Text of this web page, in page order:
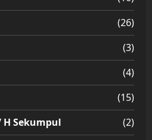
(26)
(3)
(4)
(15)
H Sekumpul
(2)